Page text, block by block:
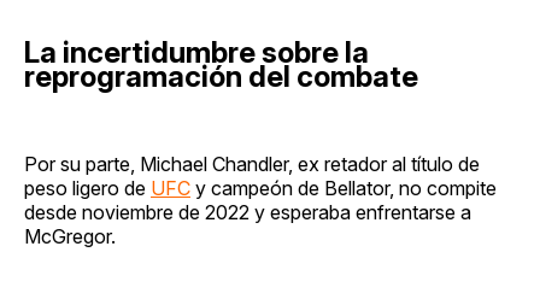
La incertidumbre sobre la
reprogramación del combate
Por su parte, Michael Chandler, ex retador al título de
peso ligero de UFC y campeón de Bellator, no compite
desde noviembre de 2022 y esperaba enfrentarse a
McGregor.